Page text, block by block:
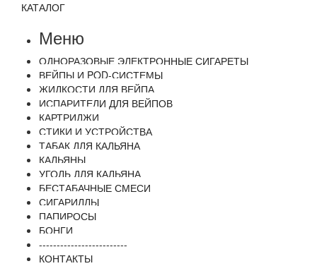
КАТАЛОГ
Меню
ОДНОРАЗОВЫЕ ЭЛЕКТРОННЫЕ СИГАРЕТЫ
ВЕЙПЫ И POD-СИСТЕМЫ
ЖИДКОСТИ ДЛЯ ВЕЙПА
ИСПАРИТЕЛИ ДЛЯ ВЕЙПОВ
КАРТРИДЖИ
СТИКИ И УСТРОЙСТВА
ТАБАК ДЛЯ КАЛЬЯНА
КАЛЬЯНЫ
УГОЛЬ ДЛЯ КАЛЬЯНА
БЕСТАБАЧНЫЕ СМЕСИ
СИГАРИЛЛЫ
ПАПИРОСЫ
БОНГИ
-------------------------
КОНТАКТЫ